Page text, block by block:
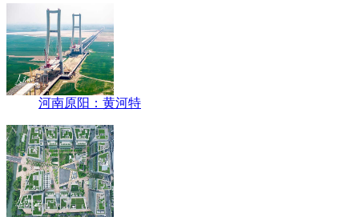
河南原阳：黄河特